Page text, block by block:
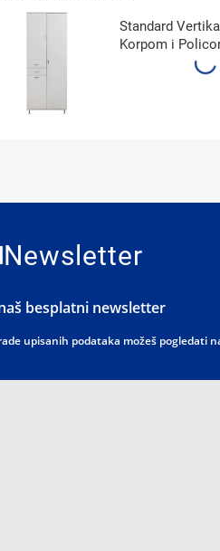
Standard
Korpom i
Newsletter
besplatni newsletter
upisanih podataka možeš pogledati